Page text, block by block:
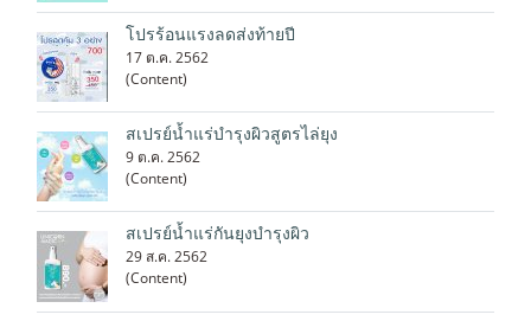
โปรร้อนแรงลดส่งท้ายปี
17 ต.ค. 2562
(Content)
สเปรย์น้ำแร่บำรุงผิวสูตรไล่ยุง
9 ต.ค. 2562
(Content)
สเปรย์น้ำแร่กันยุงบำรุงผิว
29 ส.ค. 2562
(Content)